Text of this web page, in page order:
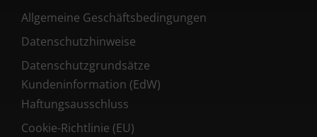
Allgemeine Geschäftsbedingungen
Datenschutzhinweise
Datenschutzgrundsätze
Kundeninformation (EdW)
Haftungsausschluss
Cookie-Richtlinie (EU)